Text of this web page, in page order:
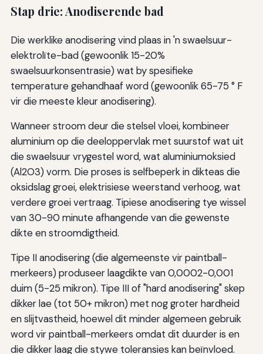
Stap drie: Anodiserende bad
Die werklike anodisering vind plaas in 'n swaelsuur-
elektrolïte-bad (gewoonlik 15-20%
swaelsuurkonsentrasie) wat by spesifieke
temperature gehandhaaf word (gewoonlik 65-75 ° F
vir die meeste kleur anodisering).
Wanneer stroom deur die stelsel vloei, kombineer
aluminium op die deeloppervlak met suurstof wat uit
die swaelsuur vrygestel word, wat aluminiumoksied
(Al2O3) vorm. Die proses is selfbeperk in dikteas die
oksidslag groei, elektrisiese weerstand verhoog, wat
verdere groei vertraag. Tipiese anodisering tye wissel
van 30-90 minute afhangende van die gewenste
dikte en stroomdigtheid.
Tipe II anodisering (die algemeenste vir paintball-
merkeers) produseer laagdikte van 0,0002-0,001
duim (5-25 mikron). Tipe III of "hard anodisering" skep
dikker lae (tot 50+ mikron) met nog groter hardheid
en slijtvastheid, hoewel dit minder algemeen gebruik
word vir paintball-merkeers omdat dit duurder is en
die dikker laag die stywe toleransies kan beïnvloed.